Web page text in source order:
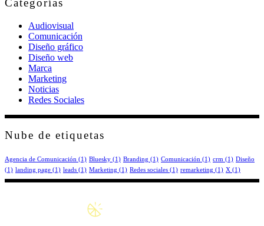
Categorías
Audiovisual
Comunicación
Diseño gráfico
Diseño web
Marca
Marketing
Noticias
Redes Sociales
Nube de etiquetas
Agencia de Comunicación (1) Bluesky (1) Branding (1) Comunicación (1) crm (1) Diseño
(1) landing page (1) leads (1) Marketing (1) Redes sociales (1) remarketing (1) X (1)